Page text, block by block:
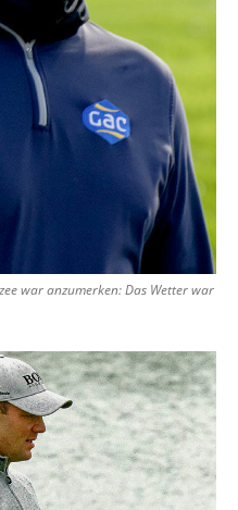
war anzumerken: Das Wetter war